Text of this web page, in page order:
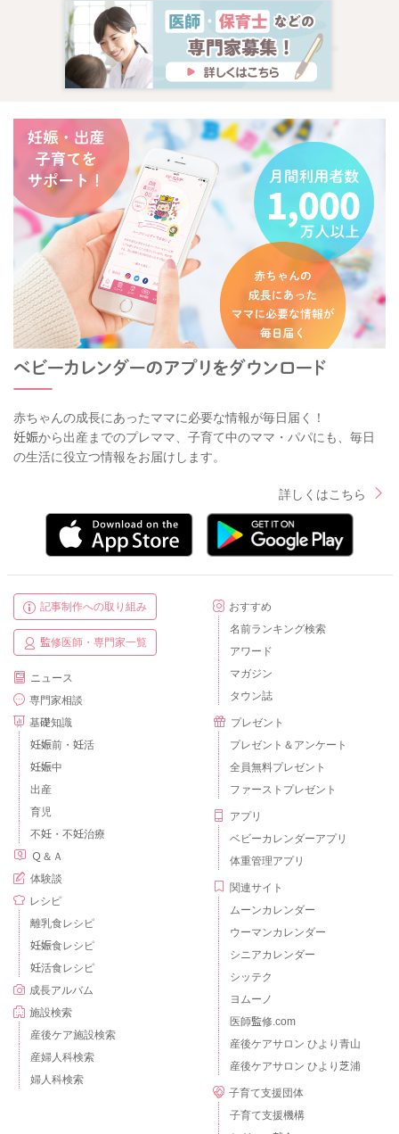
赤ちゃんの成長にあったママに必要な情報が毎日届く！
妊娠から出産までのプレママ、子育て中のママ・パパにも、毎日
の生活に役立つ情報をお届けします。
詳しくはこちら
記事制作への取り組み
監修医師・専門家一覧
ニュース
専門家相談
基礎知識
妊娠前・妊活
妊娠中
出産
育児
不妊・不妊治療
Ｑ＆Ａ
体験談
レシピ
離乳食レシピ
妊娠食レシピ
妊活食レシピ
成長アルバム
施設検索
産後ケア施設検索
産婦人科検索
婦人科検索
おすすめ
名前ランキング検索
アワード
マガジン
タウン誌
プレゼント
プレゼント＆アンケート
全員無料プレゼント
ファーストプレゼント
アプリ
ベビーカレンダーアプリ
体重管理アプリ
関連サイト
ムーンカレンダー
ウーマンカレンダー
シニアカレンダー
シッテク
ヨムーノ
医師監修.com
産後ケアサロン ひより青山
産後ケアサロン ひより芝浦
子育て支援団体
子育て支援機構